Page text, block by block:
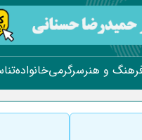
و هنرسرگرمیخانواده